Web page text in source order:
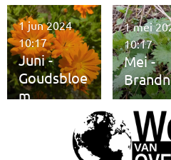
Juni -
Goudsbloe
m
1 jun 2024
10:17
Mei -
1 mei
10:17